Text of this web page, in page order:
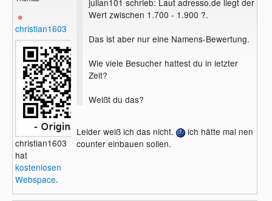
christian1603
christian1603
hat
kostenlosen
Webspace.
Wert zwischen 1.700 - 1.900 ?.
Das ist aber nur eine Namens-Bewertung.
Wie viele Besucher hattest du in letzter
Zeit?
Weißt du das?
Leider weiß ich das nicht.
ich hätte mal nen
counter einbauen sollen.